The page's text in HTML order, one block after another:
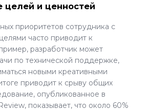
целей и ценностей
приоритетов сотрудника с
часто приводит к
разработчик может
по технической поддержке,
новыми креативными
приводит к срыву общих
опубликованное в
показывает, что около 60%